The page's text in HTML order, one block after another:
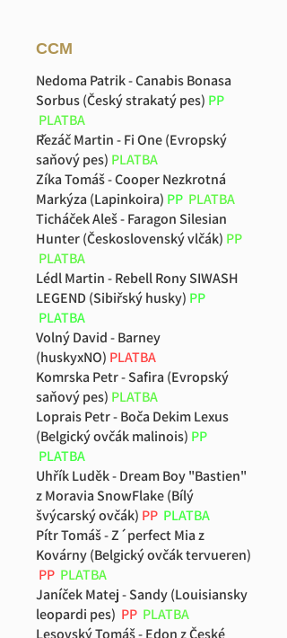
CCM
Nedoma Patrik - Canabis Bonasa
Sorbus (Český strakatý pes) PP
PLATBA
Řezáč Martin - Fi One (Evropský
saňový pes) PLATBA
Zíka Tomáš - Cooper Nezkrotná
Markýza (Lapinkoira) PP PLATBA
Ticháček Aleš - Faragon Silesian
Hunter (Československý vlčák) PP
PLATBA
Lédl Martin - Rebell Rony SIWASH
LEGEND (Sibiřský husky) PP
PLATBA
Volný David - Barney
(huskyxNO) PLATBA
Komrska Petr - Safira (Evropský
saňový pes) PLATBA
Loprais Petr - Boča Dekim Lexus
(Belgický ovčák malinois) PP
PLATBA
Uhřík Luděk - Dream Boy "Bastien"
z Moravia SnowFlake (Bílý
švýcarský ovčák) PP PLATBA
Pítr Tomáš - Z´perfect Mia z
Kovárny (Belgický ovčák tervueren)
PP PLATBA
Janíček Matej - Sandy (Louisiansky
leopardi pes) PP PLATBA
Lesovský Tomáš - Edon z České